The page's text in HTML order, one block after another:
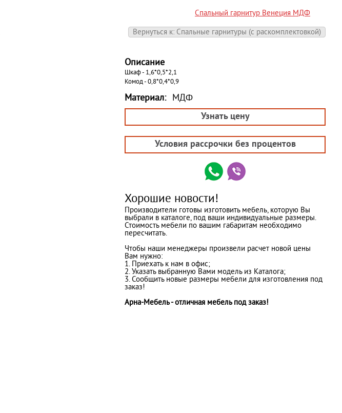
Спальный гарнитур Венеция МДФ
Вернуться к: Спальные гарнитуры (c раскомплектовкой)
Описание
Шкаф - 1,6*0,5*2,1
Комод - 0,8*0,4*0,9
Материал: МДФ
Узнать цену
Условия рассрочки без процентов
Хорошие новости!
Производители готовы изготовить мебель, которую Вы
выбрали в каталоге, под ваши индивидуальные размеры.
Стоимость мебели по вашим габаритам необходимо
пересчитать.
Чтобы наши менеджеры произвели расчет новой цены
Вам нужно:
1. Приехать к нам в офис;
2. Указать выбранную Вами модель из Каталога;
3. Сообщить новые размеры мебели для изготовления под
заказ!
Арна-Мебель - отличная мебель под заказ!